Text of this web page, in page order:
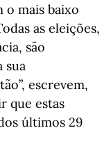
o mais baixo
as eleições,
são
sua
escrevem,
que estas
últimos 29